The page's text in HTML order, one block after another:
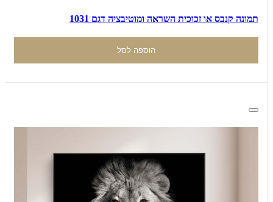
תמונה קנבס או זכוכית השראה ומוטיבציה דגם 1031
הוספה לסל